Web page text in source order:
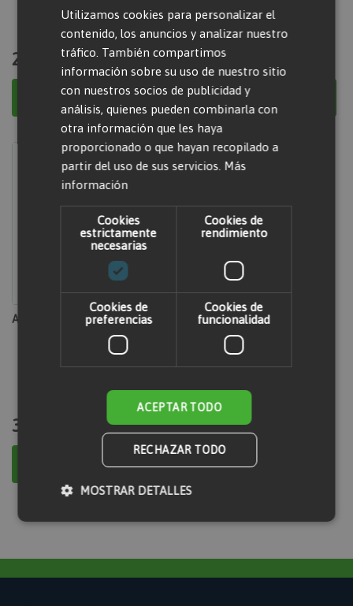
25,66 €
Añadir al carrito
27,75 €
20,81 €
Añadir al carrito
Apilador eléctrico 1600 kg
31,98 €
Añadir al carrito
Utilizamos cookies para personalizar el
contenido, los anuncios y analizar nuestro
tráfico. También compartimos
información sobre su uso de nuestro sitio
con nuestros socios de publicidad y
análisis, quienes pueden combinarla con
otra información que les haya
proporcionado o que hayan recopilado a
partir del uso de sus servicios. Más
información
Cookies
estrictamente
necesarias
Cookies de
rendimiento
Cookies de
preferencias
Cookies de
funcionalidad
ACEPTAR TODO
RECHAZAR TODO
MOSTRAR DETALLES
Cookies de rendimiento